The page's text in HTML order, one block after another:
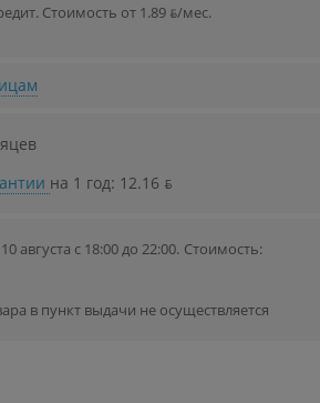
Стоимость от 1.89 ƃ/мec.
на 1 год: 12.16 ƃ
10 августа с 18:00 до 22:00. Стоимость:
в пункт выдачи не осуществляется